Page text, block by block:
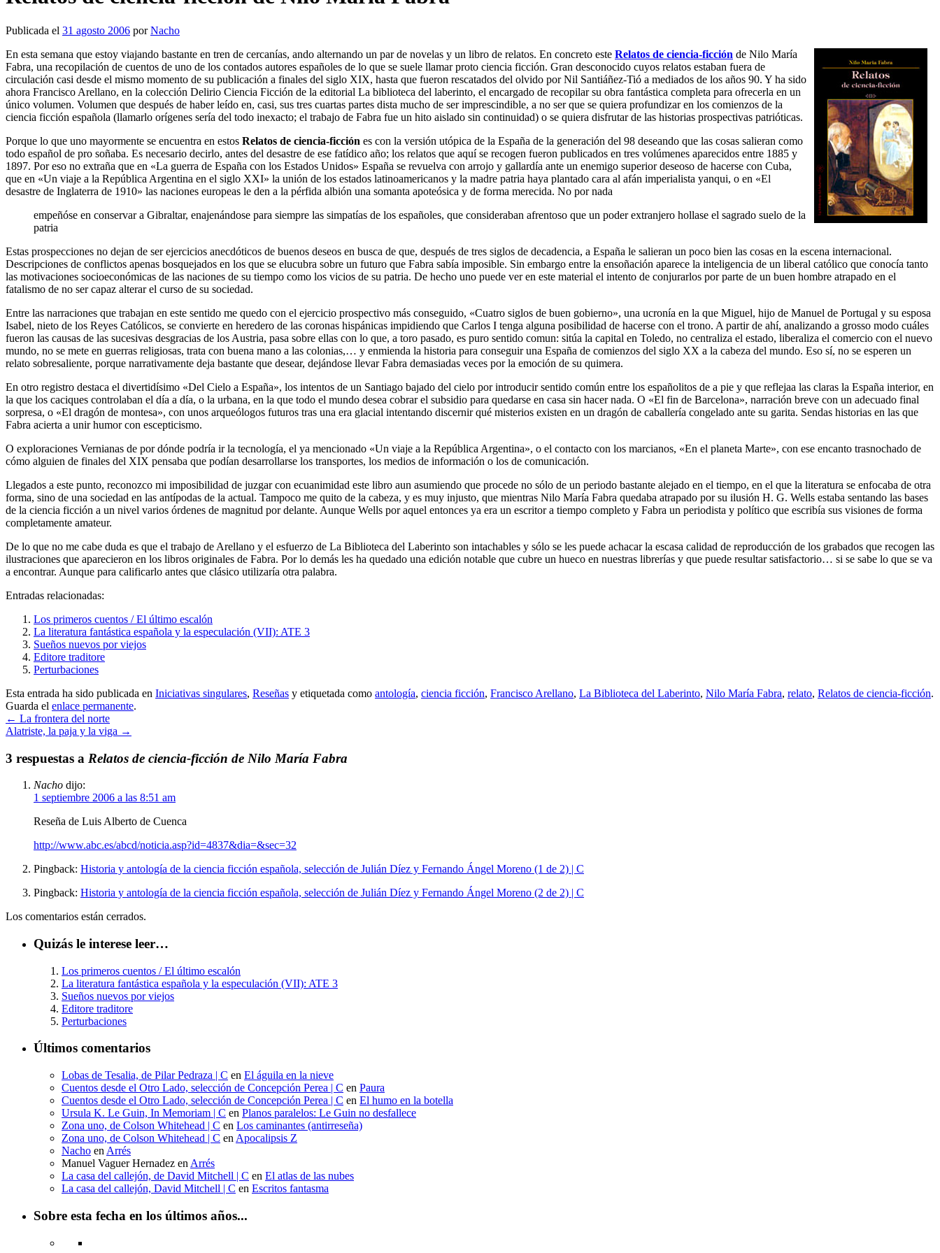
Publicada el 31 agosto 2006 por Nacho
En esta semana que estoy viajando bastante en tren de cercanías, ando alternando un par de novelas y un libro de relatos. En concreto este Relatos de ciencia-ficción de Nilo María
Fabra, una recopilación de cuentos de uno de los contados autores españoles de lo que se suele llamar proto ciencia ficción. Gran desconocido cuyos relatos estaban fuera de
circulación casi desde el mismo momento de su publicación a finales del siglo XIX, hasta que fueron rescatados del olvido por Nil Santiáñez-Tió a mediados de los años 90. Y ha sido
ahora Francisco Arellano, en la colección Delirio Ciencia Ficción de la editorial La biblioteca del laberinto, el encargado de recopilar su obra fantástica completa para ofrecerla en un
único volumen. Volumen que después de haber leído en, casi, sus tres cuartas partes dista mucho de ser imprescindible, a no ser que se quiera profundizar en los comienzos de la
ciencia ficción española (llamarlo orígenes sería del todo inexacto; el trabajo de Fabra fue un hito aislado sin continuidad) o se quiera disfrutar de las historias prospectivas patrióticas.
Porque lo que uno mayormente se encuentra en estos Relatos de ciencia-ficción es con la versión utópica de la España de la generación del 98 deseando que las cosas salieran como
todo español de pro soñaba. Es necesario decirlo, antes del desastre de ese fatídico año; los relatos que aquí se recogen fueron publicados en tres volúmenes aparecidos entre 1885 y
1897. Por eso no extraña que en «La guerra de España con los Estados Unidos» España se revuelva con arrojo y gallardía ante un enemigo superior deseoso de hacerse con Cuba,
que en «Un viaje a la República Argentina en el siglo XXI» la unión de los estados latinoamericanos y la madre patria haya plantado cara al afán imperialista yanqui, o en «El
desastre de Inglaterra de 1910» las naciones europeas le den a la pérfida albión una somanta apoteósica y de forma merecida. No por nada
empeñóse en conservar a Gibraltar, enajenándose para siempre las simpatías de los españoles, que consideraban afrentoso que un poder extranjero hollase el sagrado suelo de la
patria
Estas prospecciones no dejan de ser ejercicios anecdóticos de buenos deseos en busca de que, después de tres siglos de decadencia, a España le salieran un poco bien las cosas en la escena internacional.
Descripciones de conflictos apenas bosquejados en los que se elucubra sobre un futuro que Fabra sabía imposible. Sin embargo entre la ensoñación aparece la inteligencia de un liberal católico que conocía tanto
las motivaciones socioeconómicas de las naciones de su tiempo como los vicios de su patria. De hecho uno puede ver en este material el intento de conjurarlos por parte de un buen hombre atrapado en el
fatalismo de no ser capaz alterar el curso de su sociedad.
Entre las narraciones que trabajan en este sentido me quedo con el ejercicio prospectivo más conseguido, «Cuatro siglos de buen gobierno», una ucronía en la que Miguel, hijo de Manuel de Portugal y su esposa
Isabel, nieto de los Reyes Católicos, se convierte en heredero de las coronas hispánicas impidiendo que Carlos I tenga alguna posibilidad de hacerse con el trono. A partir de ahí, analizando a grosso modo cuáles
fueron las causas de las sucesivas desgracias de los Austria, pasa sobre ellas con lo que, a toro pasado, es puro sentido comun: sitúa la capital en Toledo, no centraliza el estado, liberaliza el comercio con el nuevo
mundo, no se mete en guerras religiosas, trata con buena mano a las colonias,… y enmienda la historia para conseguir una España de comienzos del siglo XX a la cabeza del mundo. Eso sí, no se esperen un
relato sobresaliente, porque narrativamente deja bastante que desear, dejándose llevar Fabra demasiadas veces por la emoción de su quimera.
En otro registro destaca el divertidísimo «Del Cielo a España», los intentos de un Santiago bajado del cielo por introducir sentido común entre los españolitos de a pie y que reflejaa las claras la España interior, en
la que los caciques controlaban el día a día, o la urbana, en la que todo el mundo desea cobrar el subsidio para quedarse en casa sin hacer nada. O «El fin de Barcelona», narración breve con un adecuado final
sorpresa, o «El dragón de montesa», con unos arqueólogos futuros tras una era glacial intentando discernir qué misterios existen en un dragón de caballería congelado ante su garita. Sendas historias en las que
Fabra acierta a unir humor con escepticismo.
O exploraciones Vernianas de por dónde podría ir la tecnología, el ya mencionado «Un viaje a la República Argentina», o el contacto con los marcianos, «En el planeta Marte», con ese encanto trasnochado de
cómo alguien de finales del XIX pensaba que podían desarrollarse los transportes, los medios de información o los de comunicación.
Llegados a este punto, reconozco mi imposibilidad de juzgar con ecuanimidad este libro aun asumiendo que procede no sólo de un periodo bastante alejado en el tiempo, en el que la literatura se enfocaba de otra
forma, sino de una sociedad en las antípodas de la actual. Tampoco me quito de la cabeza, y es muy injusto, que mientras Nilo María Fabra quedaba atrapado por su ilusión H. G. Wells estaba sentando las bases
de la ciencia ficción a un nivel varios órdenes de magnitud por delante. Aunque Wells por aquel entonces ya era un escritor a tiempo completo y Fabra un periodista y político que escribía sus visiones de forma
completamente amateur.
De lo que no me cabe duda es que el trabajo de Arellano y el esfuerzo de La Biblioteca del Laberinto son intachables y sólo se les puede achacar la escasa calidad de reproducción de los grabados que recogen las
ilustraciones que aparecieron en los libros originales de Fabra. Por lo demás les ha quedado una edición notable que cubre un hueco en nuestras librerías y que puede resultar satisfactorio… si se sabe lo que se va
a encontrar. Aunque para calificarlo antes que clásico utilizaría otra palabra.
Entradas relacionadas:
Los primeros cuentos / El último escalón
La literatura fantástica española y la especulación (VII): ATE 3
Sueños nuevos por viejos
Editore traditore
Perturbaciones
Esta entrada ha sido publicada en Iniciativas singulares, Reseñas y etiquetada como antología, ciencia ficción, Francisco Arellano, La Biblioteca del Laberinto, Nilo María Fabra, relato, Relatos de ciencia-ficción.
Guarda el enlace permanente.
← La frontera del norte
Alatriste, la paja y la viga →
3 respuestas a Relatos de ciencia-ficción de Nilo María Fabra
Nacho dijo:
1 septiembre 2006 a las 8:51 am
Reseña de Luis Alberto de Cuenca
http://www.abc.es/abcd/noticia.asp?id=4837&dia=&sec=32
Pingback: Historia y antología de la ciencia ficción española, selección de Julián Díez y Fernando Ángel Moreno (1 de 2) | C
Pingback: Historia y antología de la ciencia ficción española, selección de Julián Díez y Fernando Ángel Moreno (2 de 2) | C
Los comentarios están cerrados.
Quizás le interese leer…
Los primeros cuentos / El último escalón
La literatura fantástica española y la especulación (VII): ATE 3
Sueños nuevos por viejos
Editore traditore
Perturbaciones
Últimos comentarios
Lobas de Tesalia, de Pilar Pedraza | C en El águila en la nieve
Cuentos desde el Otro Lado, selección de Concepción Perea | C en Paura
Cuentos desde el Otro Lado, selección de Concepción Perea | C en El humo en la botella
Ursula K. Le Guin, In Memoriam | C en Planos paralelos: Le Guin no desfallece
Zona uno, de Colson Whitehead | C en Los caminantes (antirreseña)
Zona uno, de Colson Whitehead | C en Apocalipsis Z
Nacho en Arrés
Manuel Vaguer Hernadez en Arrés
La casa del callejón, de David Mitchell | C en El atlas de las nubes
La casa del callejón, David Mitchell | C en Escritos fantasma
Sobre esta fecha en los últimos años...